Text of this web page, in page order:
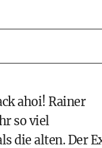
ahoi! Rainer
so viel
die alten. Der